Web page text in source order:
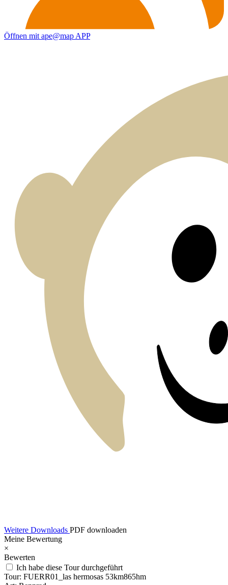
Öffnen mit ape@map APP
Weitere Downloads PDF downloaden
Meine Bewertung
×
Bewerten
Ich habe diese Tour durchgeführt
Tour: FUERR01_las hermosas 53km865hm